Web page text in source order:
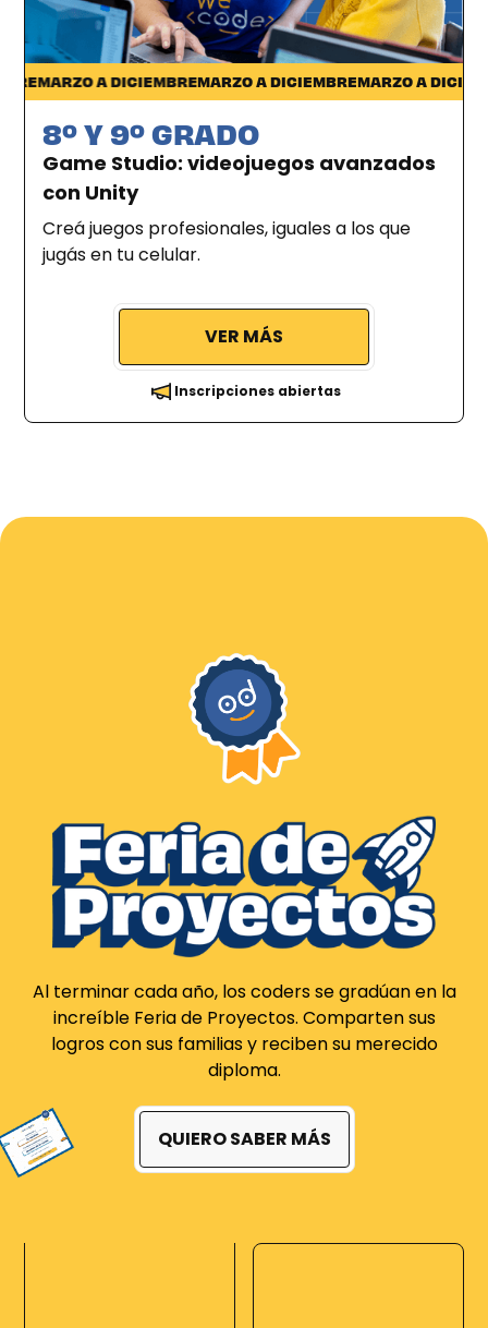
Desde casa
MARZO A DICIEMBREMARZO A DICIEMBREMARZO A
8º Y 9º GRADO
Game Studio: videojuegos avanzados
con Unity
Creá juegos profesionales, iguales a los que
jugás en tu celular.
VER MÁS
Inscripciones abiertas
Al terminar cada año, los coders se gradúan en la
increíble Feria de Proyectos. Comparten sus
logros con sus familias y reciben su merecido
diploma.
QUIERO SABER MÁS